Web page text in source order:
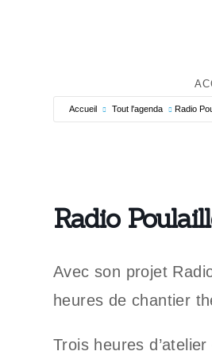
Accueil Tout l'agenda R‌adio
R‌adio
Avec son projet
heures de chantier
Trois heures